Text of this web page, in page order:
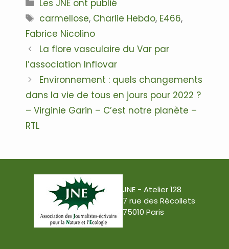
Les JNE ont publié
Étiquettes
carmellose, Charlie Hebdo, E466,
Fabrice Nicolino
Navigation
des
La flore vasculaire du Var par
l’association Inflovar
Environnement : quels changements
dans la vie de tous en jours pour 2022 ?
– Virginie Garin – C’est notre planète –
RTL
JNE - Atelier 128
7 rue des Récollets
75010 Paris